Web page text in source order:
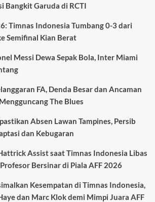
Bangkit Garuda di RCTI
Timnas Indonesia Tumbang 0-3 dari
Semifinal Kian Berat
Messi Dewa Sepak Bola, Inter Miami
FA, Denda Besar dan Ancaman
The Blues
Absen Lawan Tampines, Persib
dan Kebugaran
Assist saat Timnas Indonesia Libas
Bersinar di Piala AFF 2026
Kesempatan di Timnas Indonesia,
dan Marc Klok demi Mimpi Juara AFF